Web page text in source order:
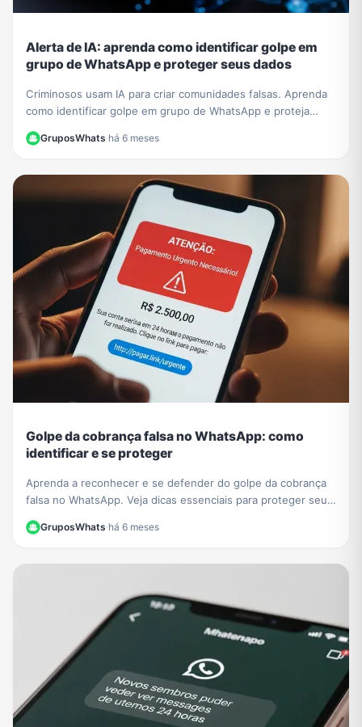
Alerta de IA: aprenda como identificar golpe em
grupo de WhatsApp e proteger seus dados
Criminosos usam IA para criar comunidades falsas. Aprenda
como identificar golpe em grupo de WhatsApp e proteja
GruposWhats·há 6 meses
Golpe da cobrança falsa no WhatsApp: como
identificar e se proteger
Aprenda a reconhecer e se defender do golpe da cobrança
falsa no WhatsApp. Veja dicas essenciais para proteger seus
GruposWhats·há 6 meses